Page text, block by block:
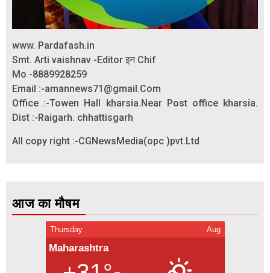
www. Pardafash.in
Smt. Arti vaishnav -Editor इन Chif
Mo -8889928259
Email :-amannews71@gmail.Com
Office :-Towen Hall kharsia.Near Post office kharsia.
Dist :-Raigarh. chhattisgarh
All copy right :-CGNewsMedia(opc )pvt.Ltd
आज का मौषम
Thursday Aug
Maharashtra